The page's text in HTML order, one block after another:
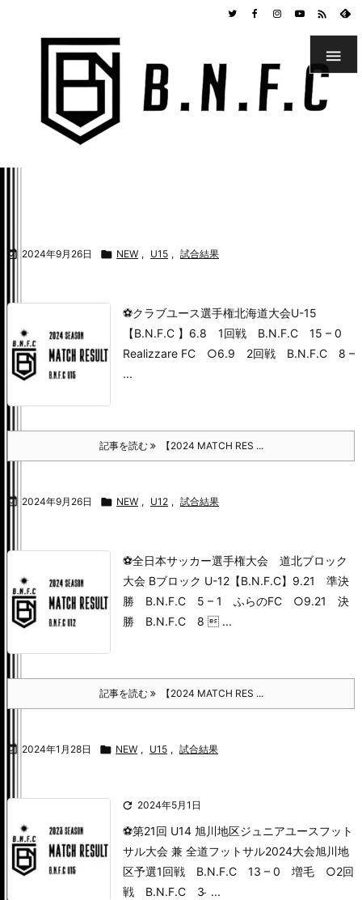


 2024年9月26日  NEW , U15 , 試合結果
⚽クラブユース選手権北海道大会U-15
【B.N.F.C 】 6.8 1回戦 B.N.F.C 15 – 0
Realizzare FC ○6.9 2回戦 B.N.F.C 8 –
...
記事を読む 【2024 MATCH RES ...
 2024年9月26日  NEW , U12 , 試合結果
⚽全日本サッカー選手権大会 道北ブロック
大会 Bブロック U-12【B.N.F.C】 9.21 準決
勝 B.N.F.C 5 – 1 ふらのFC ○9.21 決
勝 B.N.F.C 8  ...
記事を読む 【2024 MATCH RES ...
 2024年1月28日  NEW , U15 , 試合結果
 2024年5月1日
⚽️第21回 U14 旭川地区ジュニアユースフット
サル大会 兼 全道フットサル2024大会旭川地
区予選1回戦 B.N.F.C 13 – 0 増毛 ○2回
戦 B.N.F.C 3 ̵ ...